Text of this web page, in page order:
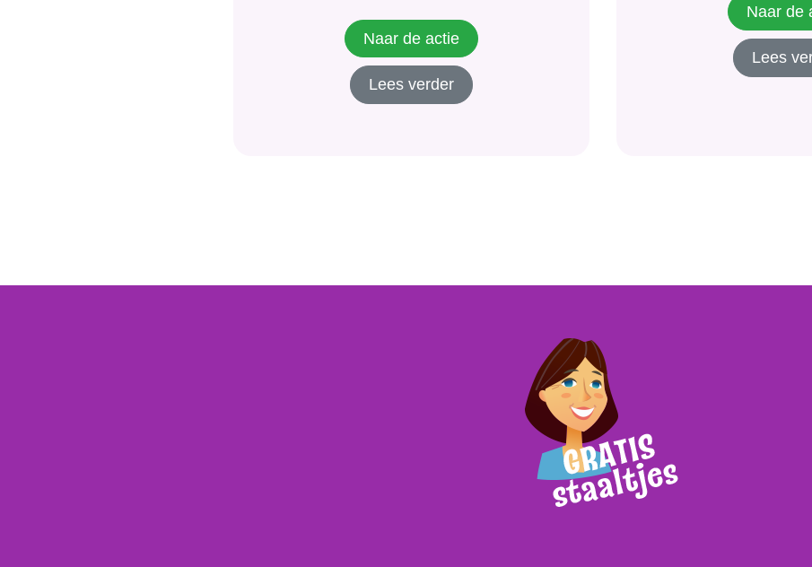
geschenk namelijk de CD Kinga
Bán. Maak nu kennis met dit leuke
christelijke magazine speciaal voor
Naar de actie
Lees verder
korting op het
stroom van Nuon
Energie ontvangen.
Naar de
Lees